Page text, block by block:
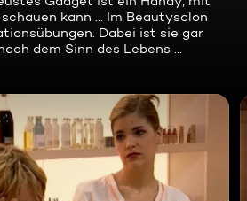
kann ... Im Beautysalon
Dabei ist sie gar
dem Sinn des Lebens ...